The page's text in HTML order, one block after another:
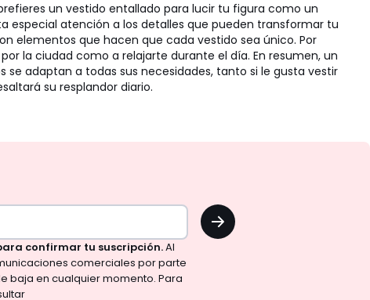
un vestido entallado para lucir tu figura como un
especial atención a los detalles que pueden transformar tu
elementos que hacen que cada vestido sea único. Por
la ciudad como a relajarte durante el día. En resumen, un
se adaptan a todas sus necesidades, tanto si le gusta vestir
su resplandor diario.
OK
confirmar tu suscripción.Al
comerciales por parte
baja en cualquier momento. Para